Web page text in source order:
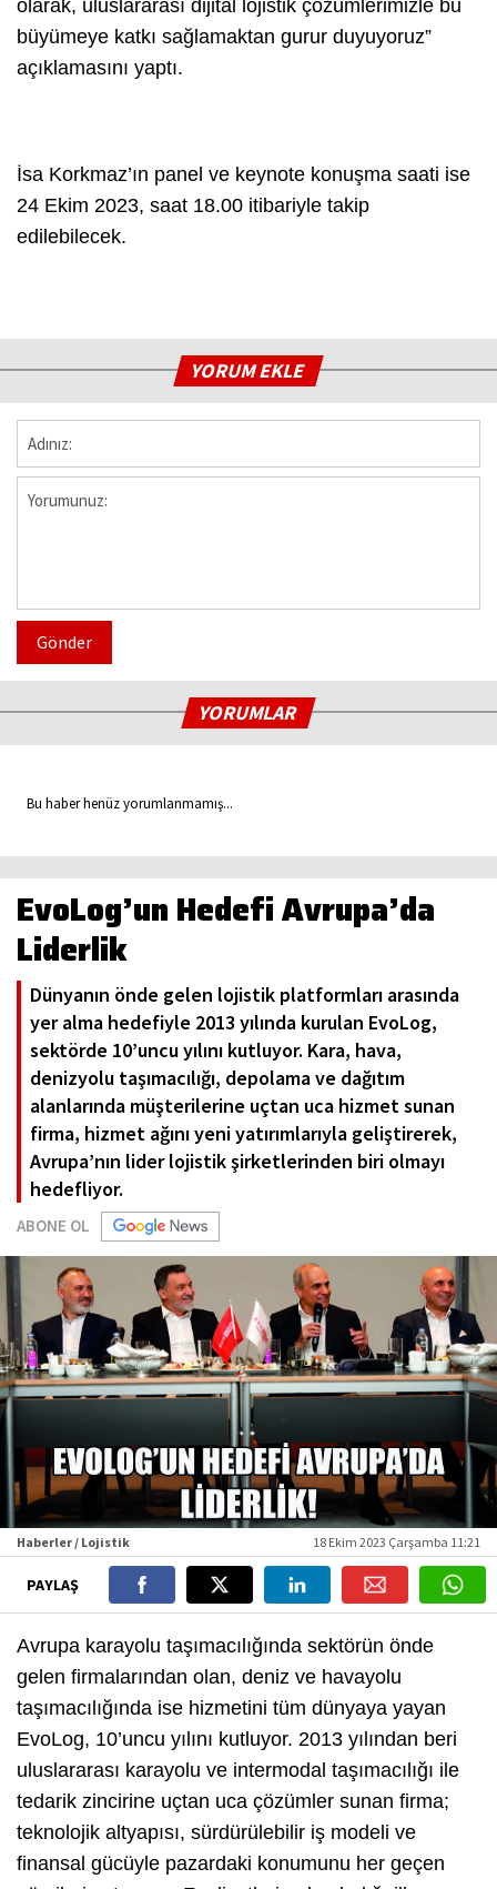
olarak, uluslararası dijital lojistik çözümlerimizle bu
büyümeye katkı sağlamaktan gurur duyuyoruz”
açıklamasını yaptı.
İsa Korkmaz’ın panel ve keynote konuşma saati ise
24 Ekim 2023, saat 18.00 itibariyle takip
edilebilecek.
YORUM EKLE
Gönder
YORUMLAR
Bu haber henüz yorumlanmamış...
EvoLog’un Hedefi Avrupa’da
Liderlik
Dünyanın önde gelen lojistik platformları arasında
yer alma hedefiyle 2013 yılında kurulan EvoLog,
sektörde 10’uncu yılını kutluyor. Kara, hava,
denizyolu taşımacılığı, depolama ve dağıtım
alanlarında müşterilerine uçtan uca hizmet sunan
firma, hizmet ağını yeni yatırımlarıyla geliştirerek,
Avrupa’nın lider lojistik şirketlerinden biri olmayı
hedefliyor.
ABONE OL
Haberler / Lojistik 18 Ekim 2023 Çarşamba 11:21
PAYLAŞ
Avrupa karayolu taşımacılığında sektörün önde
gelen firmalarından olan, deniz ve havayolu
taşımacılığında ise hizmetini tüm dünyaya yayan
EvoLog, 10’uncu yılını kutluyor. 2013 yılından beri
uluslararası karayolu ve intermodal taşımacılığı ile
tedarik zincirine uçtan uca çözümler sunan firma;
teknolojik altyapısı, sürdürülebilir iş modeli ve
finansal gücüyle pazardaki konumunu her geçen